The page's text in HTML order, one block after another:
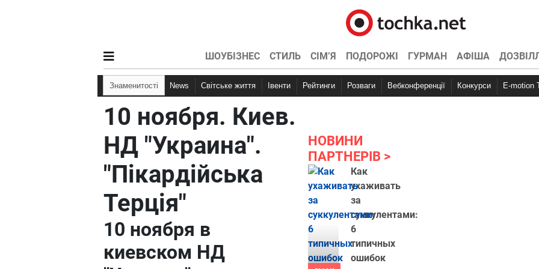
ШОУБІЗНЕС СТИЛЬ СІМ’Я ПОДОРОЖІ ГУРМАН АФІША
Знаменитості News Світське життя Івенти Рейтинги Розваги Вебконференції Конкурси E-motion
10 ноября. Киев.
НД "Украина".
"Пікардійська
Терція"
10 ноября в
киевском НД
НОВИНИ
ПАРТНЕРІВ
Как
ухаживать
за
суккулентами:
6
типичных
ошибок